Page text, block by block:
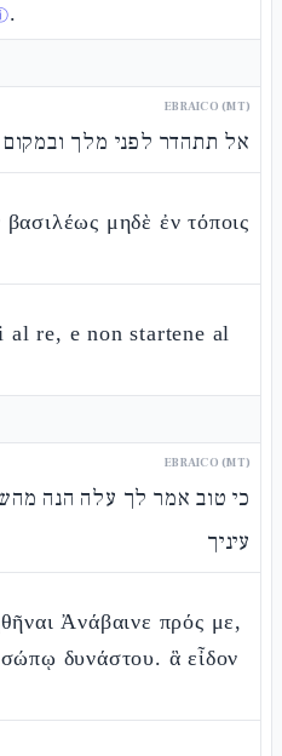
.
EBRAICO (MT)
אל תתהדר לפני מלך
μηδὲ ἐν τόποις
re, e non startene al
EBRAICO (MT)
כי טוב אמר לך עלה הנה
עיניך
Ἀνάβαινε πρός με,
δυνάστου. ἃ εἶδον